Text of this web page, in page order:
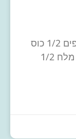
6 ראשי סלרי קלופים 6 גזרים קלופים 1/2 כוס
שמן רגיל מיץ מ 2 לימונים 1 כפית מלח 1/2